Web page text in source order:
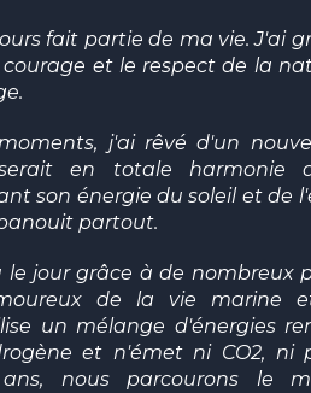
fait partie de ma vie. J'ai
courage et le respect de la
j'ai rêvé d'un
en totale harmonie
son énergie du soleil et de
partout.
le jour grâce à de nombreux
de la vie marine
un mélange d'énergies
et n'émet ni CO2, ni
nous parcourons le